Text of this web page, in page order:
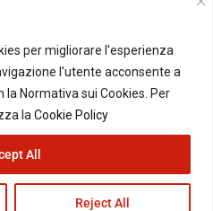
per migliorare l'esperienza
l'utente acconsente a
Normativa sui Cookies. Per
la Cookie Policy
Reject All
All
PUBBLICITA'
tua pubblicità su questo Blog:
pubblicita@beppegrillo.it
All Rights Reserved - Powered by